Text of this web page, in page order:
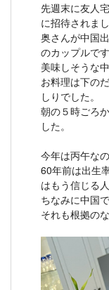
先週末に友人
に招待されまし
奥さんが中国
のカップルです
美味しそうな
お料理は下の
しりでした。
朝の５時ごろ
した。
今年は丙午な
60年前は出生
はもう信じる
ちなみに中国
それも根拠の